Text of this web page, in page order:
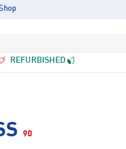
REFURBISHED
90